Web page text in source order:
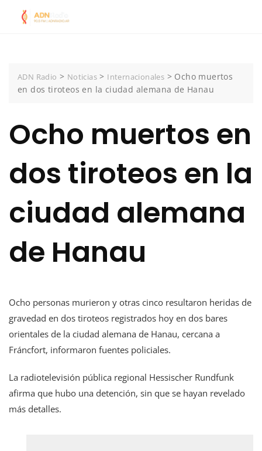
ADN Radio > Noticias > Internacionales > Ocho muertos
en dos tiroteos en la ciudad alemana de Hanau
Ocho muertos en
dos tiroteos en la
ciudad alemana
de Hanau
Ocho personas murieron y otras cinco resultaron heridas de
gravedad en dos tiroteos registrados hoy en dos bares
orientales de la ciudad alemana de Hanau, cercana a
Fráncfort, informaron fuentes policiales.
La radiotelevisión pública regional Hessischer Rundfunk
afirma que hubo una detención, sin que se hayan revelado
más detalles.